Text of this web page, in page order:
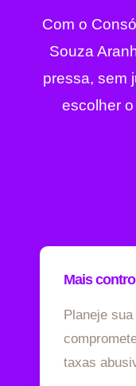
Com o
Souza
pressa, sem
escolher
Mais
Planeje
taxas